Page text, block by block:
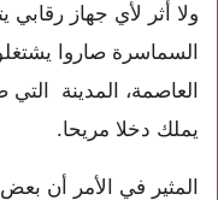
ولا أثر لأي جهاز
السماسرة صاروا
العاصمة، المدينة
يملك دخلا مريحا.
المثير في الأمر أن